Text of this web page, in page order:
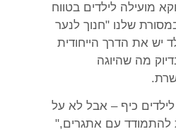
מועילה לילדים בטווח
שלנו "חנוך לנער
יש את הדרך הייחודית
מה שהיוגה
לילדים כיף – אבל לא על
להתמודד עם אתגרים,"